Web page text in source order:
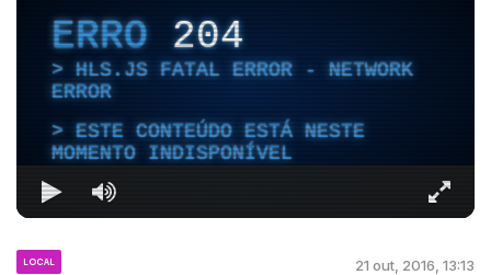
ERRO204
HLS.JS FATAL ERROR - NETWORK
ERROR
ESTE CONTEÚDO ESTÁ NESTE
MOMENTO INDISPONÍVEL
LOCAL 21 out, 2016, 13:13